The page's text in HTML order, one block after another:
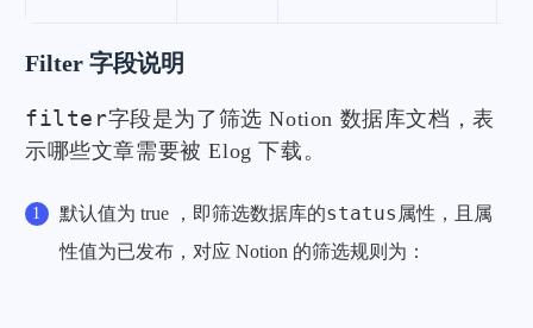
Filter 字段说明
filter字段是为了筛选 Notion 数据库文档，表
示哪些文章需要被 Elog 下载。
默认值为 true ，即筛选数据库的status 属性，且属
性值为已发布，对应 Notion 的筛选规则为：